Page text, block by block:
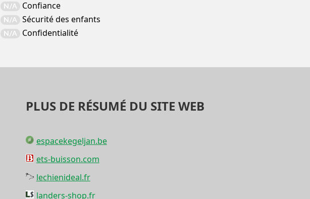
N/A Confiance
N/A Sécurité des enfants
N/A Confidentialité
PLUS DE RÉSUMÉ DU SITE WEB
espacekegeljan.be
ets-buisson.com
lechienideal.fr
landers-shop.fr